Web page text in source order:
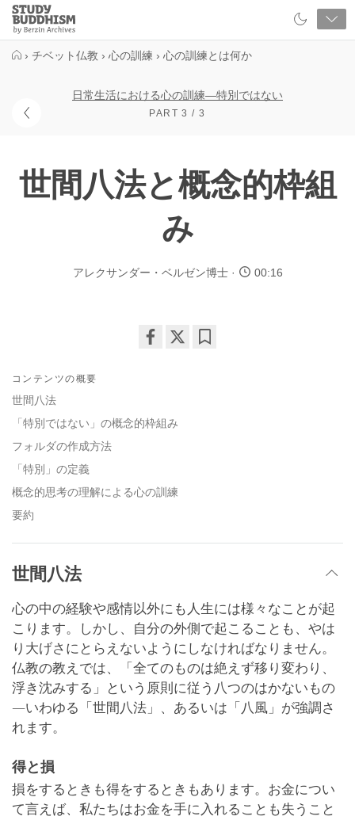
Close
Study
Buddhism
› チベット仏教 › 心の訓練 › 心の訓練とは何か
日常生活における心の訓練―特別ではない
PART 3 / 3
世間八法と概念的枠組
み
アレクサンダー・ベルゼン博士 00:16
コンテンツの概要
世間八法
「特別ではない」の概念的枠組み
フォルダの作成方法
「特別」の定義
概念的思考の理解による心の訓練
要約
世間八法
心の中の経験や感情以外にも人生には様々なことが起
こります。しかし、自分の外側で起こることも、やは
り大げさにとらえないようにしなければなりません。
仏教の教えでは、「全てのものは絶えず移り変わり、
浮き沈みする」という原則に従う八つのはかないもの
―いわゆる「世間八法」、あるいは「八風」が強調さ
れます。
得と損
損をするときも得をするときもあります。お金につい
て言えば、私たちはお金を手に入れることも失うこと